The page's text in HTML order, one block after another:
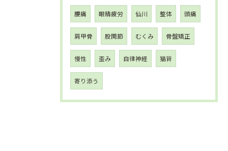
腰痛 眼精疲労 仙川 整体 頭痛
肩甲骨 股関節 むくみ 骨盤矯正
慢性 歪み 自律神経 猫背
寄り添う